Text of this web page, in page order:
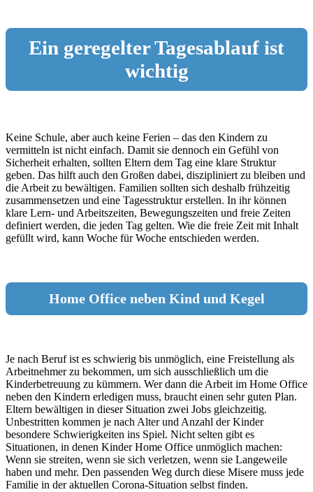
Ein geregelter Tagesablauf ist
wichtig
Keine Schule, aber auch keine Ferien – das den Kindern zu
vermitteln ist nicht einfach. Damit sie dennoch ein Gefühl von
Sicherheit erhalten, sollten Eltern dem Tag eine klare Struktur
geben. Das hilft auch den Großen dabei, diszipliniert zu bleiben und
die Arbeit zu bewältigen. Familien sollten sich deshalb frühzeitig
zusammensetzen und eine Tagesstruktur erstellen. In ihr können
klare Lern- und Arbeitszeiten, Bewegungszeiten und freie Zeiten
definiert werden, die jeden Tag gelten. Wie die freie Zeit mit Inhalt
gefüllt wird, kann Woche für Woche entschieden werden.
Home Office neben Kind und Kegel
Je nach Beruf ist es schwierig bis unmöglich, eine Freistellung als
Arbeitnehmer zu bekommen, um sich ausschließlich um die
Kinderbetreuung zu kümmern. Wer dann die Arbeit im Home Office
neben den Kindern erledigen muss, braucht einen sehr guten Plan.
Eltern bewältigen in dieser Situation zwei Jobs gleichzeitig.
Unbestritten kommen je nach Alter und Anzahl der Kinder
besondere Schwierigkeiten ins Spiel. Nicht selten gibt es
Situationen, in denen Kinder Home Office unmöglich machen:
Wenn sie streiten, wenn sie sich verletzen, wenn sie Langeweile
haben und mehr. Den passenden Weg durch diese Misere muss jede
Familie in der aktuellen Corona-Situation selbst finden.